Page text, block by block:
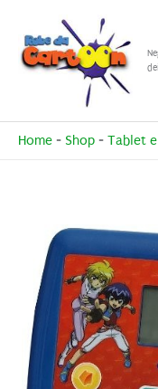
contenuto
Home - Shop - Tablet